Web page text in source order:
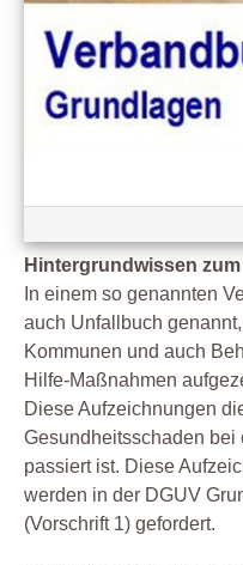
Hintergrundwissen
In einem so genannten
auch Unfallbuch
Kommunen und auch
Hilfe-Maßnahmen
Diese Aufzeichnungen
Gesundheitsschaden
passiert ist. Diese
werden in der DGUV
(Vorschrift 1) gefordert.